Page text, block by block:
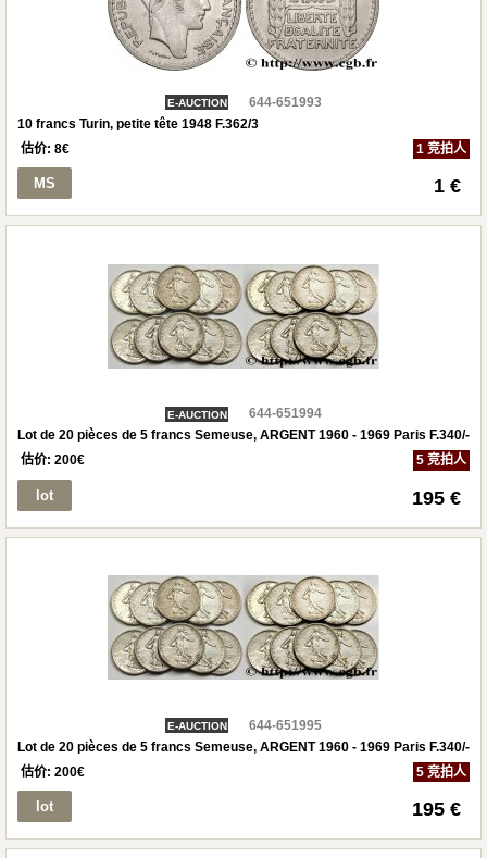
E-AUCTION
644-651993
10 francs Turin, petite tête 1948 F.362/3
估价: 8€ 1 竞拍人
MS 1 €
E-AUCTION
644-651994
Lot de 20 pièces de 5 francs Semeuse, ARGENT 1960 - 1969 Paris F.340/-
估价: 200€ 5 竞拍人
lot 195 €
E-AUCTION
644-651995
Lot de 20 pièces de 5 francs Semeuse, ARGENT 1960 - 1969 Paris F.340/-
估价: 200€ 5 竞拍人
lot 195 €